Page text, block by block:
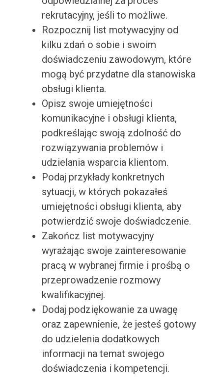
rekrutacyjny, jeśli to możliwe.
Rozpocznij list motywacyjny od
kilku zdań o sobie i swoim
doświadczeniu zawodowym, które
mogą być przydatne dla stanowiska
obsługi klienta.
Opisz swoje umiejętności
komunikacyjne i obsługi klienta,
podkreślając swoją zdolność do
rozwiązywania problemów i
udzielania wsparcia klientom.
Podaj przykłady konkretnych
sytuacji, w których pokazałeś
umiejętności obsługi klienta, aby
potwierdzić swoje doświadczenie.
Zakończ list motywacyjny
wyrażając swoje zainteresowanie
pracą w wybranej firmie i prośbą o
przeprowadzenie rozmowy
kwalifikacyjnej.
Dodaj podziękowanie za uwagę
oraz zapewnienie, że jesteś gotowy
do udzielenia dodatkowych
informacji na temat swojego
doświadczenia i kompetencji.